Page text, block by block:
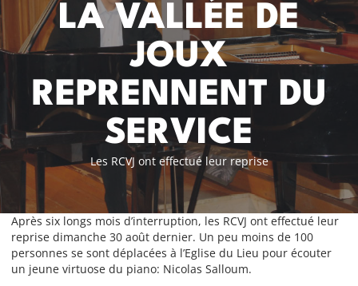
LA VALLÉE DE
JOUX
REPRENNENT DU
SERVICE
Les RCVJ ont effectué leur reprise
Après six longs mois d’interruption, les RCVJ ont effectué leur
reprise dimanche 30 août dernier. Un peu moins de 100
personnes se sont déplacées à l’Eglise du Lieu pour écouter
un jeune virtuose du piano: Nicolas Salloum.